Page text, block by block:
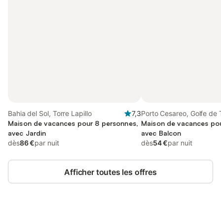
Bahia del Sol, Torre Lapillo
7,3
Maison de vacances pour 8 personnes,
avec Jardin
dès86 €par nuit
Porto Cesareo, Golfe de
Maison de vacances
avec Balcon
dès54 €par nuit
Afficher toutes les offres